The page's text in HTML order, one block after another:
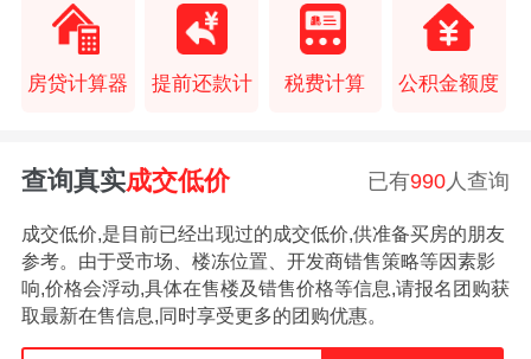
房贷计算器 提前还款计 税费计算 公积金额度
查询真实成交低价 已有990人查询
成交低价,是目前已经出现过的成交低价,供准备买房的朋友
参考。由于受市场、楼冻位置、开发商错售策略等因素影
响,价格会浮动,具体在售楼及错售价格等信息,请报名团购获
取最新在售信息,同时享受更多的团购优惠。